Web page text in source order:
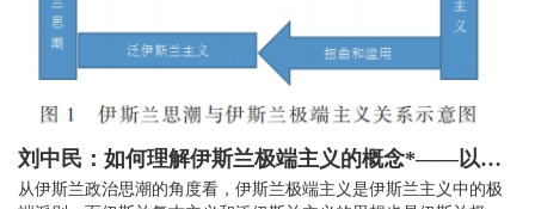
刘中民：如何理解伊斯兰极端主义的概念*——以伊
斯兰政治思潮为视角
从伊斯兰政治思潮的角度看，伊斯兰极端主义是伊斯兰主义中的极